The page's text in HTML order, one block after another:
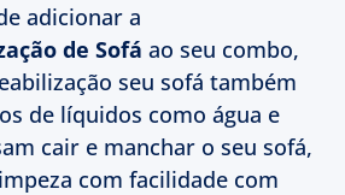
adicionar a
de Sofá ao seu combo,
seu sofá também
de líquidos como água e
cair e manchar o seu sofá,
com facilidade com